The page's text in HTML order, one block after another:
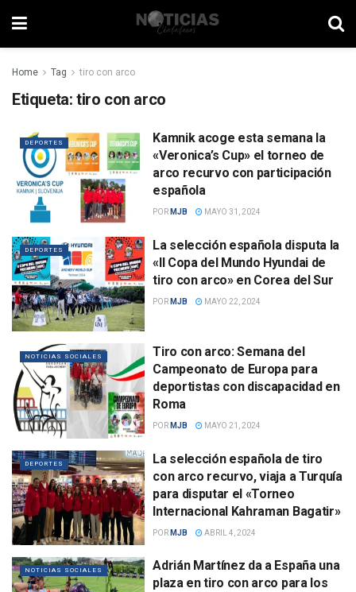
Home Tag tiro con arco
Etiqueta: tiro con arco
DEPORTES
Kamnik acoge esta semana la
«Veronica’s Cup» el torneo de
arco recurvo con participación
española
POR MJB MAYO 31, 2024
DEPORTES
La selección española disputa la
«II Copa del Mundo Hyundai de
tiro con arco» en Corea del Sur
POR MJB MAYO 22, 2024
NOTICIAS SOCIALES
Tiro con arco: Semana del
Campeonato de Europa para
deportistas con discapacidad en
Roma
POR MJB MAYO 21, 2024
DEPORTES
La selección española de tiro
con arco recurvo, viaja a Turquía
para disputar el «Torneo
Internacional Kahraman Bagatir»
POR MJB ABRIL 4, 2024
NOTICIAS SOCIALES
Adrián Martínez da a España una
plaza en tiro con arco para los